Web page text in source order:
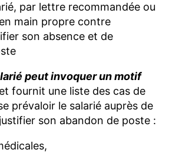
par lettre recommandée ou
main propre contre
son absence et de
peut invoquer un motif
fournit une liste des cas de
prévaloir le salarié auprès de
son abandon de poste :